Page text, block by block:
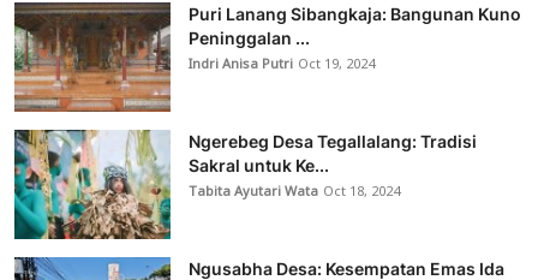
Puri Lanang Sibangkaja: Bangunan Kuno
Peninggalan ...
Indri Anisa Putri Oct 19, 2024
Ngerebeg Desa Tegallalang: Tradisi
Sakral untuk Ke...
Tabita Ayutari Wata Oct 18, 2024
Ngusabha Desa: Kesempatan Emas Ida